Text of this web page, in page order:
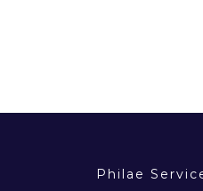
Philae